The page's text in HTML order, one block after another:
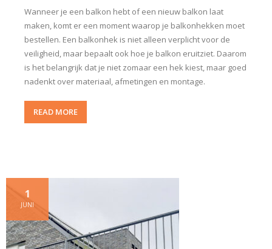
Wanneer je een balkon hebt of een nieuw balkon laat
maken, komt er een moment waarop je balkonhekken moet
bestellen. Een balkonhek is niet alleen verplicht voor de
veiligheid, maar bepaalt ook hoe je balkon eruitziet. Daarom
is het belangrijk dat je niet zomaar een hek kiest, maar goed
nadenkt over materiaal, afmetingen en montage.
READ MORE
1
JUNI